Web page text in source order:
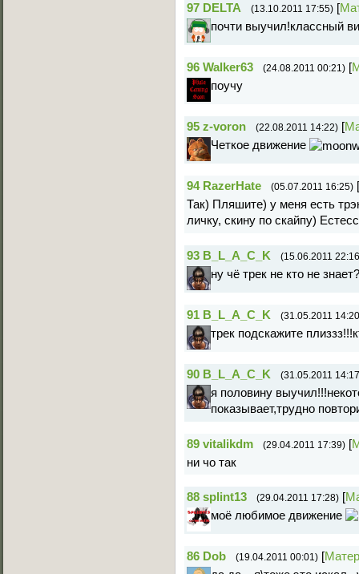
97 DELTA (13.10.2011 17:55) [
почти выучил!классный
96 Walker63 (24.08.2011 00:21) [
поучу
95 z-voron (22.08.2011 14:22) [
Четкое движение
94 RazerHate (05.07.2011 16:25) [
Так) Пляшите) у меня есть
личку, скину по скайпу)
93 B_L_A_C_K (15.06.2011
ну чё трек не кто не
91 B_L_A_C_K (31.05.2011
трек подскажите
90 B_L_A_C_K (31.05.2011
я половину
показывает,трудно
89 vitalikdm (29.04.2011 17:39) [
ни чо так
88 splint13 (29.04.2011 17:28) [
моё любимое движение
86 Dob (19.04.2011 00:01) [